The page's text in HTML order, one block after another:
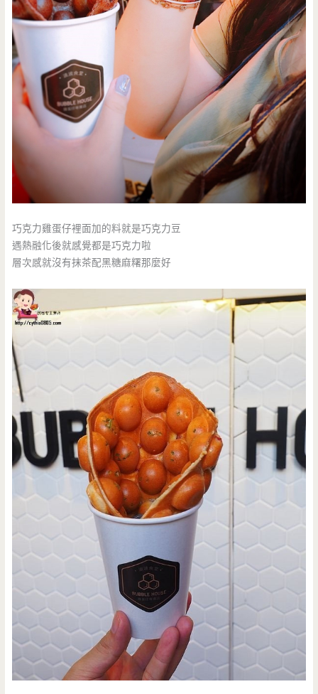
巧克力雞蛋仔裡面加的料就是巧克力豆
遇熱融化後就感覺都是巧克力啦
層次感就沒有抹茶配黑糖麻糬那麼好